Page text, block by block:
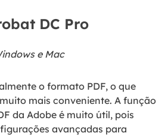
DC Pro
e Mac
o formato PDF, o que
mais conveniente. A função
da Adobe é muito útil, pois
avançadas para